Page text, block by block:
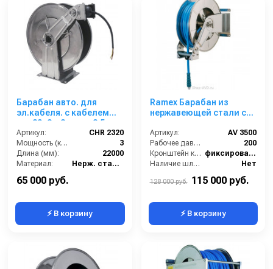
Барабан авто. для
эл.кабеля. с кабелем
дл. 20+2м 3 жилы 2,5 мм
220В 16А IP65
Артикул:
CHR 2320
Мощность (кВт):
3
Длина (мм):
22000
Материал:
Нерж. сталь 304
65 000 руб.
⚡ В корзину
Ramex Барабан из
нержавеющей стали с
механизмом AV 3500
Артикул:
AV 3500
Рабочее давление (бар):
200
Кронштейн катушки:
фиксированный
Наличие шланга:
Нет
открытая
128 000 руб. 115 000 руб.
⚡ В корзину